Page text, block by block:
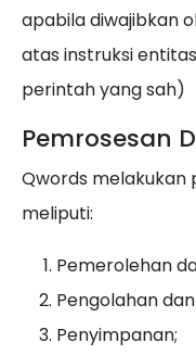
apabila diwajibkan
atas instruksi
perintah yang sah)
Pemrosesan
Qwords melakukan
meliputi:
Pemerolehan
Pengolahan
Penyimpanan;